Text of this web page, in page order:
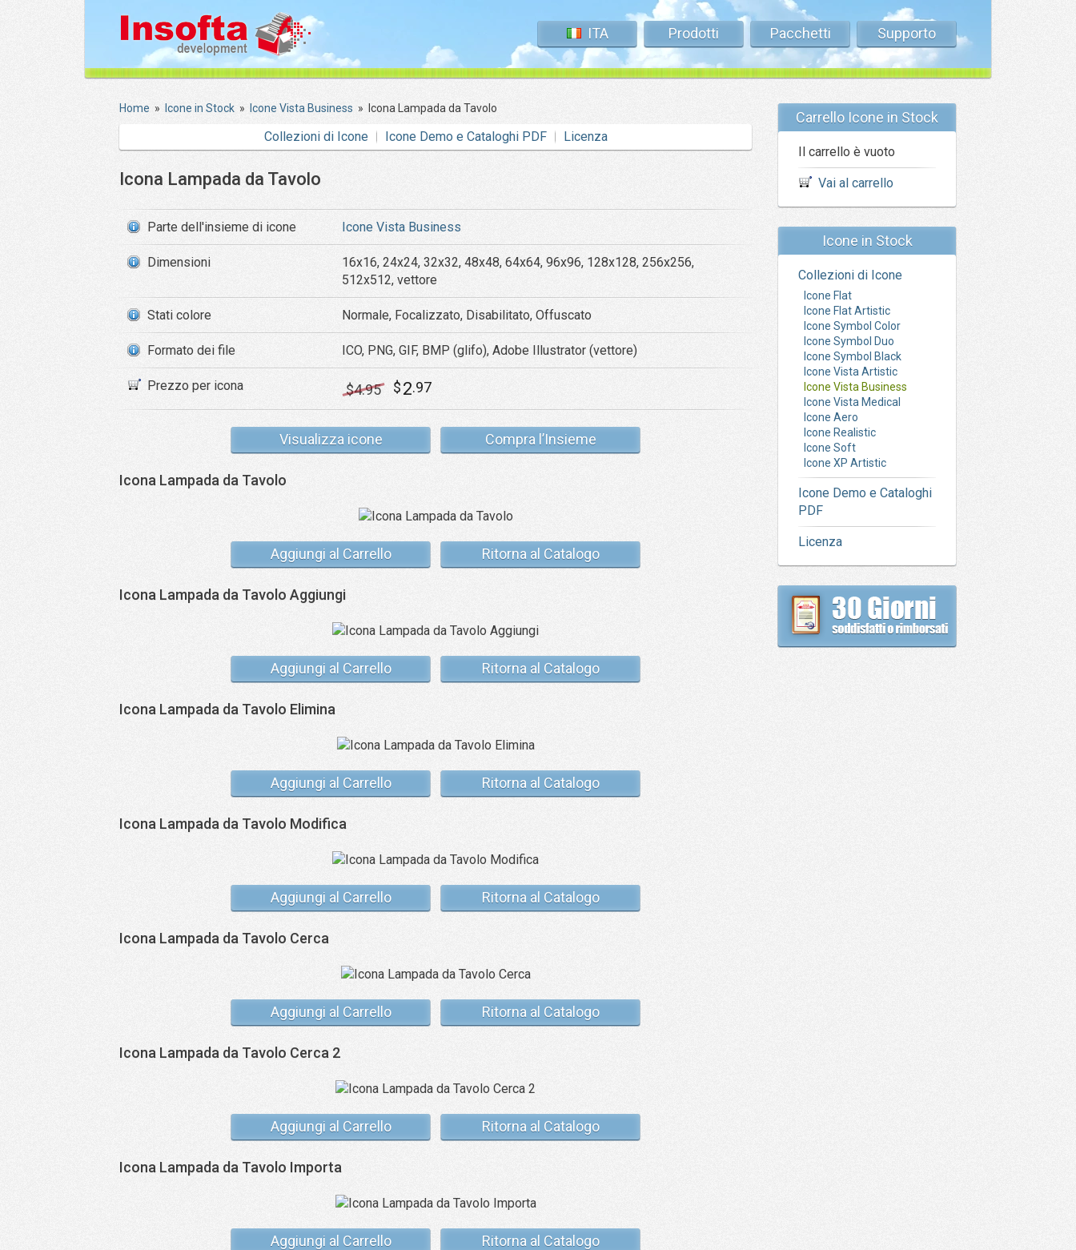
ITA Prodotti Pacchetti Supporto
Home » Icone in Stock » Icone Vista Business » Icona Lampada da Tavolo
Collezioni di Icone Icone Demo e Cataloghi PDF Licenza
Icona Lampada da Tavolo
Parte dell'insieme di icone Icone Vista Business
Dimensioni
16x16, 24x24, 32x32, 48x48, 64x64, 96x96, 128x128, 256x256,
512x512, vettore
Stati colore Normale, Focalizzato, Disabilitato, Offuscato
Formato dei file ICO, PNG, GIF, BMP (glifo), Adobe Illustrator (vettore)
Prezzo per icona $4.95 $2.97
Visualizza icone Compra l’Insieme
Icona Lampada da Tavolo
Aggiungi al Carrello Ritorna al Catalogo
Icona Lampada da Tavolo Aggiungi
Aggiungi al Carrello Ritorna al Catalogo
Icona Lampada da Tavolo Elimina
Aggiungi al Carrello Ritorna al Catalogo
Icona Lampada da Tavolo Modifica
Aggiungi al Carrello Ritorna al Catalogo
Icona Lampada da Tavolo Cerca
Aggiungi al Carrello Ritorna al Catalogo
Icona Lampada da Tavolo Cerca 2
Aggiungi al Carrello Ritorna al Catalogo
Icona Lampada da Tavolo Importa
Aggiungi al Carrello Ritorna al Catalogo
Carrello Icone in Stock
Il carrello è vuoto
Vai al carrello
Icone in Stock
Collezioni di Icone
Icone Flat
Icone Flat Artistic
Icone Symbol Color
Icone Symbol Duo
Icone Symbol Black
Icone Vista Artistic
Icone Vista Business
Icone Vista Medical
Icone Aero
Icone Realistic
Icone Soft
Icone XP Artistic
Icone Demo e Cataloghi
PDF
Licenza